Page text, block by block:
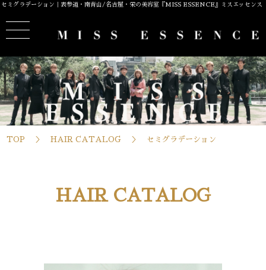
セミグラデーション｜表参道・南青山/名古屋・栄の美容室『MISS ESSENCE』ミスエッセンス
TOP HAIR CATALOG セミグラデーション
HAIR CATALOG